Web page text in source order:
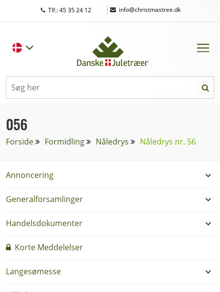
Tlf.: 45 35 24 12 | info@christmastree.dk
056
Forside Formidling Nåledrys Nåledrys nr. 56
Annoncering
Generalforsamlinger
Handelsdokumenter
Korte Meddelelser
Langesømesse